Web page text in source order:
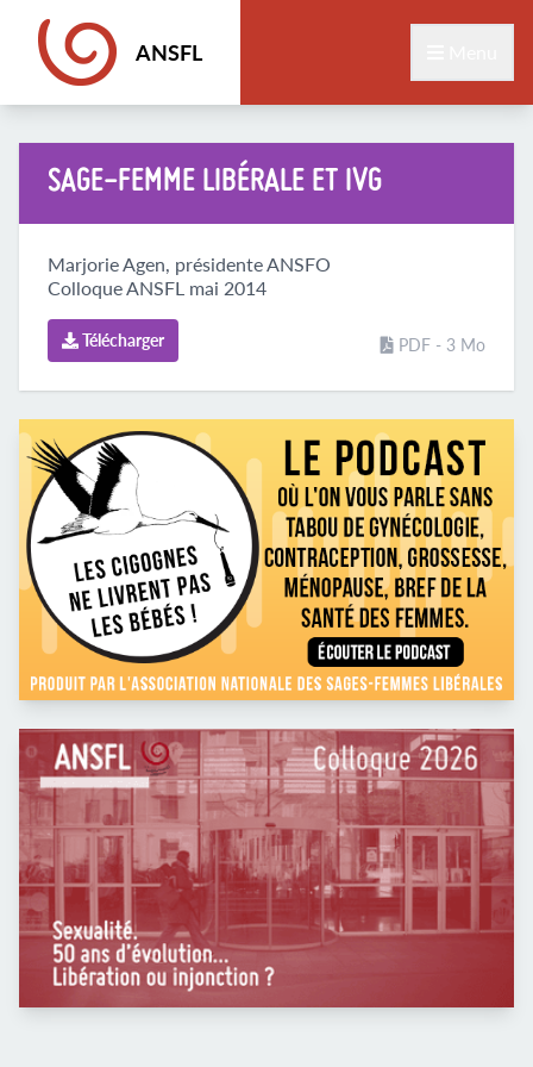
ANSFL
SAGE-FEMME LIBÉRALE ET IVG
Marjorie Agen, présidente ANSFO
Colloque ANSFL mai 2014
Télécharger PDF - 3 Mo